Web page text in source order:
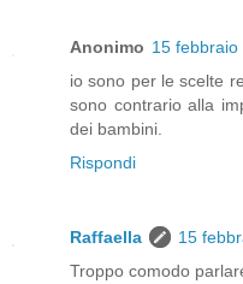
Anonimo 15
io sono per le scelte
sono contrario alla
dei bambini.
Rispondi
Raffaella
15
Troppo comodo